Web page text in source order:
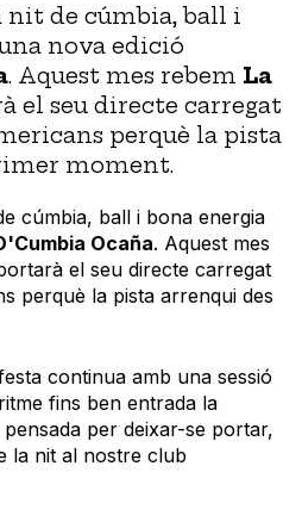
nit de cúmbia, ball i
nova edició
. Aquest mes rebem La
el seu directe carregat
perquè la pista
moment.
cúmbia, ball i bona energia
Ocaña. Aquest mes
el seu directe carregat
perquè la pista arrenqui des
continua amb una sessió
fins ben entrada la
per deixar-se portar,
la nit al nostre club